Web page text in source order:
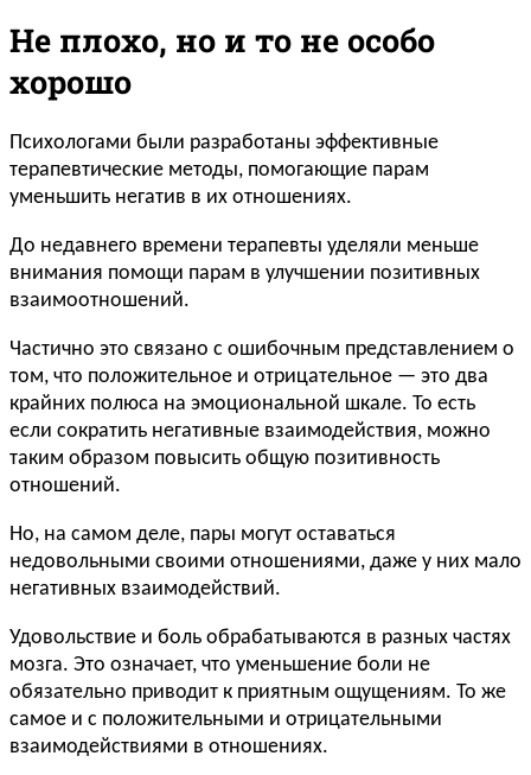
Не плохо, но и то не особо
хорошо
Психологами были разработаны эффективные
терапевтические методы, помогающие парам
уменьшить негатив в их отношениях.
До недавнего времени терапевты уделяли меньше
внимания помощи парам в улучшении позитивных
взаимоотношений.
Частично это связано с ошибочным представлением о
том, что положительное и отрицательное — это два
крайних полюса на эмоциональной шкале. То есть
если сократить негативные взаимодействия, можно
таким образом повысить общую позитивность
отношений.
Но, на самом деле, пары могут оставаться
недовольными своими отношениями, даже у них мало
негативных взаимодействий.
Удовольствие и боль обрабатываются в разных частях
мозга. Это означает, что уменьшение боли не
обязательно приводит к приятным ощущениям. То же
самое и с положительными и отрицательными
взаимодействиями в отношениях.